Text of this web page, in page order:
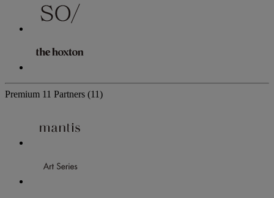
Premium 11 Partners (11)